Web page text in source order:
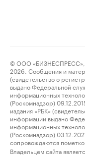
© ООО
2026. Сообщения и
(свидетельство о
выдано Федеральной
информационных
(Роскомнадзор)
издания «РБК»
информации выдано
информационных
(Роскомнадзор)
сопровождаются
Владельцем сайта